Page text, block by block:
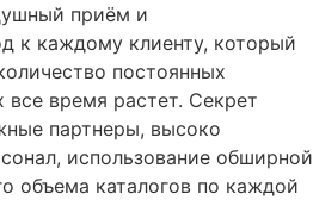
приём и
к каждому клиенту, который
постоянных
все время растет. Секрет
партнеры, высоко
использование обширной
объема каталогов по каждой